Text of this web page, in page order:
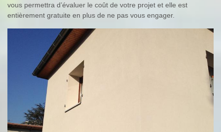
vous permettra d’évaluer le coût de votre projet et elle est
entièrement gratuite en plus de ne pas vous engager.